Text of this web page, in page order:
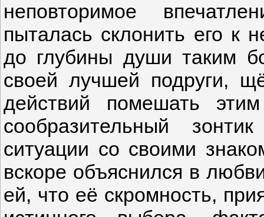
неповторимое
пыталась склонить его к
до глубины души таким
своей лучшей подруги,
действий помешать
сообразительный
ситуации со своими
вскоре объяснился в
ей, что её скромность,